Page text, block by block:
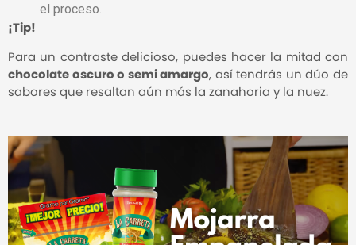
el proceso.
¡Tip!
Para un contraste delicioso, puedes hacer la mitad con
chocolate oscuro o semi amargo, así tendrás un dúo de
sabores que resaltan aún más la zanahoria y la nuez.